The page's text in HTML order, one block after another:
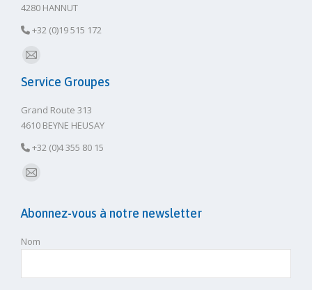
4280 HANNUT
+32 (0)19 515 172
E-
mail
Service Groupes
Grand Route 313
4610 BEYNE HEUSAY
+32 (0)4 355 80 15
E-
Abonnez-vous à notre newsletter
Nom